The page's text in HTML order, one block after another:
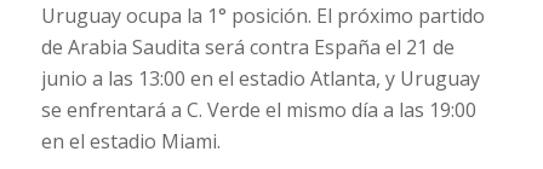
Uruguay ocupa la 1° posición. El próximo partido
de Arabia Saudita será contra España el 21 de
junio a las 13:00 en el estadio Atlanta, y Uruguay
se enfrentará a C. Verde el mismo día a las 19:00
en el estadio Miami.